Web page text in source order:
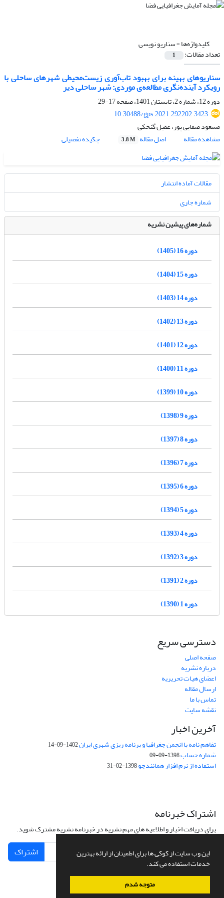
این وب سایت از کوکی ها برای اطمینان از ارائه بهترین
خدمات استفاده می کند.
متوجه شدم
کلیدواژه‌ها =سناریو نویسی
تعداد مقالات: 1
سناریوهای بهینه برای بهبود تاب‌آوری زیست‌محیطی شهرهای ساحلی با
رویکرد آینده‌نگری مطالعه‌ی موردی: شهر ساحلی دیر
دوره 12، شماره 2، تابستان 1401، صفحه
17-29
10.30488/gps.2021.292202.3423
مسعود صفایی پور، عقیل گنخکی
مشاهده مقاله
اصل مقاله 3.8 M چکیده تفصیلی
مقالات آماده انتشار
شماره جاری
شماره‌های پیشین نشریه
دوره 16 (1405)
دوره 15 (1404)
دوره 14 (1403)
دوره 13 (1402)
دوره 12 (1401)
دوره 11 (1400)
دوره 10 (1399)
دوره 9 (1398)
دوره 8 (1397)
دوره 7 (1396)
دوره 6 (1395)
دوره 5 (1394)
دوره 4 (1393)
دوره 3 (1392)
دوره 2 (1391)
دوره 1 (1390)
دسترسی سریع
صفحه اصلی
درباره نشریه
اعضای هیات تحریریه
ارسال مقاله
تماس با ما
نقشه سایت
آخرین اخبار
تفاهم نامه با انجمن جغرافیا و برنامه ریزی شهری ایران1402-09-14
شماره حساب1398-09-09
استفاده از نرم افزار همانندجو1398-02-31
اشتراک خبرنامه
برای دریافت اخبار و اطلاعیه های مهم نشریه در خبرنامه نشریه مشترک شوید.
اشتراک
سامانه مدیریت نشریات علمی.طراحی و پیاده سازی ازسیناوب